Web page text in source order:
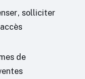
solliciter
de